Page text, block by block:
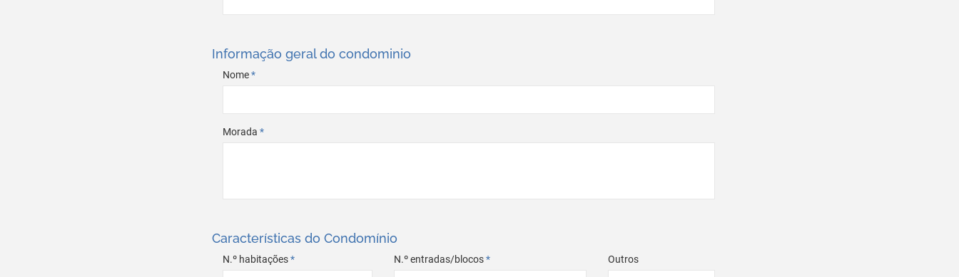
Informação geral do condominio
Nome*
Morada *
Características do Condomínio
N.º habitações* N.º entradas/blocos* Outros